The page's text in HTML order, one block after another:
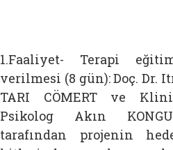
1.Faaliyet- Terapi
verilmesi (8 gün): Doç. Dr.
TARI CÖMERT ve
Psikolog Akın
tarafından projenin